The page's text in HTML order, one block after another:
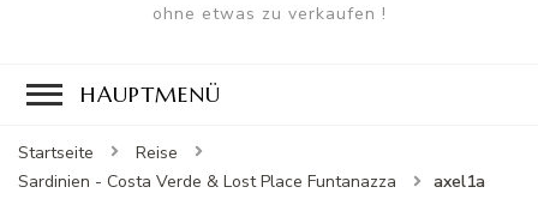
ohne etwas zu verkaufen !
HAUPTMENÜ
Startseite
Reise
Sardinien - Costa Verde & Lost Place Funtanazza
axel1a